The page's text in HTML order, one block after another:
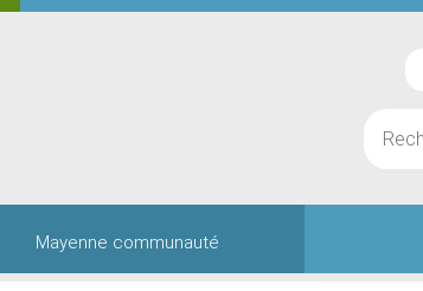
Mayenne communauté